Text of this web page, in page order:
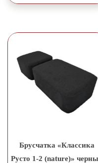
Брусчатка «Классика
Русто 1-2 (nature)»